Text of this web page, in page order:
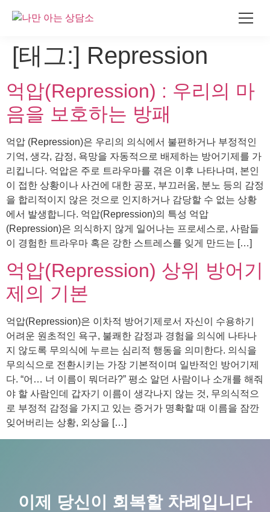
로
너
기
[태그:] Repression
억압(Repression) : 우리의 마
음을 보호하는 방패
억압 (Repression)은 우리의 의식에서 불편하거나 부정적인
기억, 생각, 감정, 욕망을 자동적으로 배제하는 방어기제를 가
리킵니다. 억압은 주로 트라우마를 겪은 이후 나타나며, 본인
이 접한 상황이나 사건에 대한 공포, 부끄러움, 분노 등의 감정
을 합리적이지 않은 것으로 인지하거나 감당할 수 없는 상황
에서 발생합니다. 억압(Repression)의 특성 억압
(Repression)은 의식하지 않게 일어나는 프로세스로, 사람들
이 경험한 트라우마 혹은 강한 스트레스를 잊게 만드는 […]
억압(Repression) 상위 방어기
제의 기본
억압(Repression)은 이차적 방어기제로서 자신이 수용하기
어려운 원초적인 욕구, 불쾌한 감정과 경험을 의식에 나타나
지 않도록 무의식에 누르는 심리적 행동을 의미한다. 의식을
무의식으로 전환시키는 가장 기본적이며 일반적인 방어기제
다. “어… 너 이름이 뭐더라?” 평소 알던 사람이나 소개를 해줘
야 할 사람인데 갑자기 이름이 생각나지 않는 것, 무의식적으
로 부정적 감정을 가지고 있는 증거가 명확할 때 이름을 잠깐
잊어버리는 상황, 외상을 […]
이제 당신이 회복할 차례입니다